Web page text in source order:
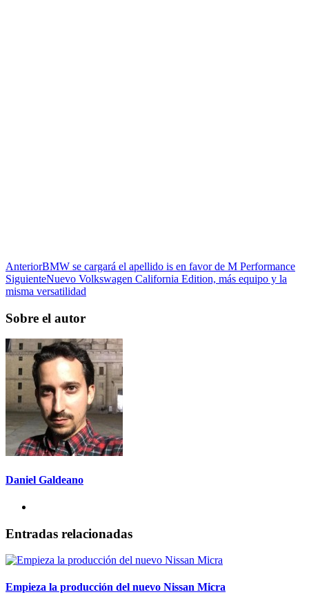
AnteriorBMW se cargará el apellido is en favor de M Performance
SiguienteNuevo Volkswagen California Edition, más equipo y la
misma versatilidad
Sobre el autor
Daniel Galdeano
Entradas relacionadas
Empieza la producción del nuevo Nissan Micra